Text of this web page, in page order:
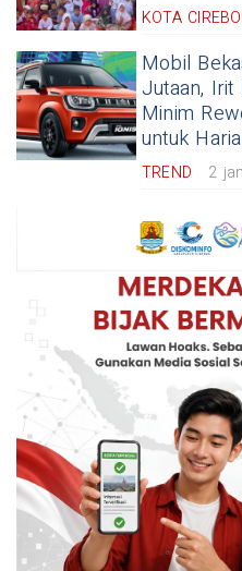
KOTA
Mobil
Jutaan, Irit
Minim
untuk
TREND 2